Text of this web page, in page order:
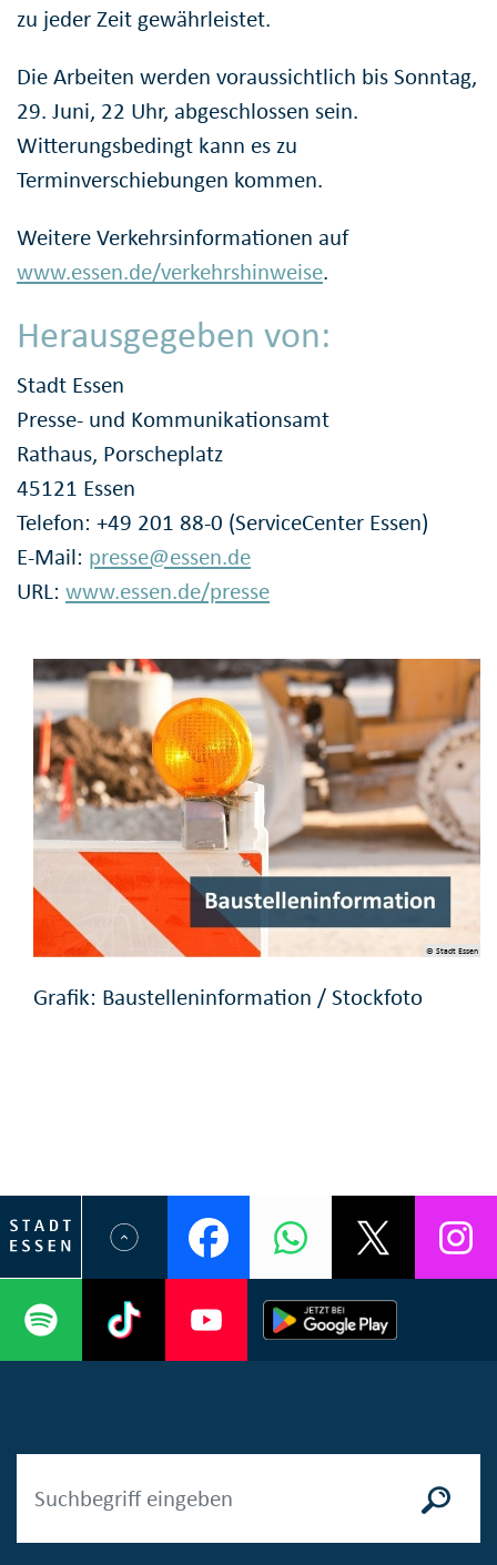
zu jeder Zeit gewährleistet.
Die Arbeiten werden voraussichtlich bis Sonntag,
29. Juni, 22 Uhr, abgeschlossen sein.
Witterungsbedingt kann es zu
Terminverschiebungen kommen.
Weitere Verkehrsinformationen auf
www.essen.de/verkehrshinweise.
Herausgegeben von:
Stadt Essen
Presse- und Kommunikationsamt
Rathaus, Porscheplatz
45121 Essen
Telefon: +49 201 88-0 (ServiceCenter Essen)
E-Mail: presse@essen.de
URL: www.essen.de/presse
© Stadt Essen
Grafik: Baustelleninformation / Stockfoto